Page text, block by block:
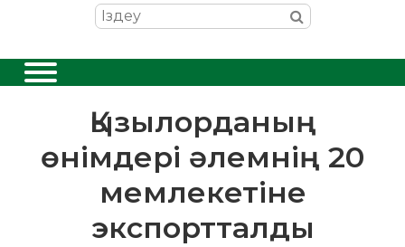
Қызылорданың
өнімдері әлемнің 20
мемлекетіне
экспортталды